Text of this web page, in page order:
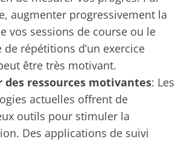
augmenter progressivement la
vos sessions de course ou le
de répétitions d’un exercice
être très motivant.
des ressources motivantes: Les
actuelles offrent de
outils pour stimuler la
Des applications de suivi